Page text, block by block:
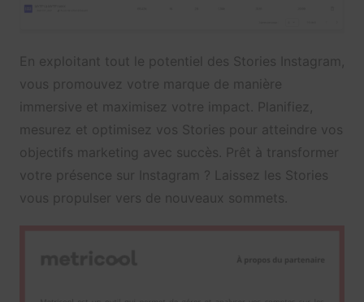
En exploitant tout le potentiel des Stories Instagram,
vous promouvez votre marque de manière
immersive et maximisez votre impact. Planifiez,
mesurez et optimisez vos Stories pour atteindre vos
objectifs marketing avec succès. Prêt à transformer
votre présence sur Instagram ? Laissez les Stories
vous propulser vers de nouveaux sommets.